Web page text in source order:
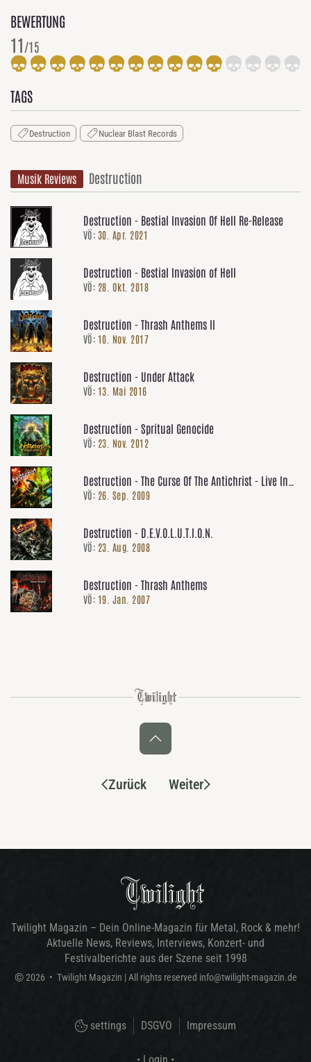
BEWERTUNG
11/15
TAGS
Destruction Nuclear Blast Records
Musik Reviews Destruction
Destruction - Bestial Invasion Of Hell Re-Release
VÖ: 30. Apr. 2021
Destruction - Bestial Invasion of Hell
VÖ: 28. Okt. 2018
Destruction - Thrash Anthems II
VÖ: 10. Nov. 2017
Destruction - Under Attack
VÖ: 13. Mai 2016
Destruction - Spritual Genocide
VÖ: 23. Nov. 2012
Destruction - The Curse Of The Antichrist - Live In
Agony
VÖ: 26. Sep. 2009
Destruction - D.E.V.O.L.U.T.I.O.N.
VÖ: 23. Aug. 2008
Destruction - Thrash Anthems
VÖ: 19. Jan. 2007
Zurück Weiter
Twilight Magazin – Dein Online-Magazin für Metal, Rock & mehr!
Aktuelle News, Reviews, Interviews, Konzert- und
Festivalberichte aus der Szene seit 1998
© 2026 • Twilight Magazin | All rights reserved info@twilight-magazin.de
settings DSGVO Impressum
• Login •